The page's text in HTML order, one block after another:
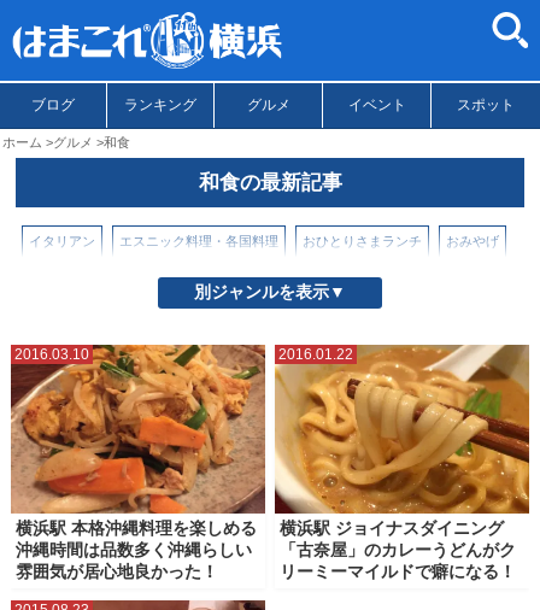
ブログ ランキング グルメ イベント スポット
ホーム グルメ 和食
和食の最新記事
イタリアン エスニック料理・各国料理 おひとりさまランチ おみやげ
お取り寄せグルメ・スイーツ かき氷 カフェ
パンケーキ ハンバーガー パン屋・パン情報
ホテルアフタヌーンティー ホテルブッフェ ラーメン・つけ麺
ラーメン（横浜市内） ラーメン（横浜市外・県内）
ランチ 中華料理・中国料理 和食 居酒屋
工場直売所・アウトレット商品 朝食・モーニング 洋食 海鮮・寿司
別ジャンルを表示▼
2016.03.10
横浜駅 本格沖縄料理を楽しめる
沖縄時間は品数多く沖縄らしい
雰囲気が居心地良かった！
2016.01.22
横浜駅 ジョイナスダイニング
「古奈屋」のカレーうどんがク
リーミーマイルドで癖になる！